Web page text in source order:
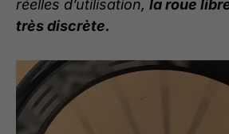
réelles d’utilisation, la roue
très discrète.